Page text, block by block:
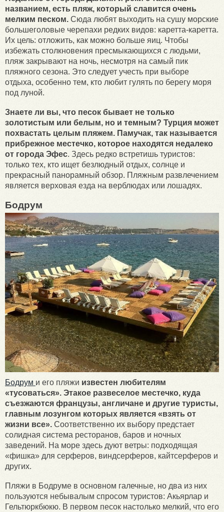
названием, есть пляж, который славится очень
мелким песком. Сюда любят выходить на сушу морские
большеголовые черепахи редких видов: каретта-каретта.
Их цель: отложить, как можно больше яиц. Чтобы
избежать столкновения пресмыкающихся с людьми,
пляж закрывают на ночь, несмотря на самый пик
пляжного сезона. Это следует учесть при выборе
отдыха, особенно тем, кто любит гулять по берегу моря
под луной.
Знаете ли вы, что песок бывает не только
золотистым или белым, но и темным? Турция может
похвастать целым пляжем. Памучак, так называется
прибрежное местечко, которое находятся недалеко
от города Эфес. Здесь редко встретишь туристов:
только тех, кто ищет безлюдный отдых, солнце и
прекрасный панорамный обзор. Пляжным развлечением
является верховая езда на верблюдах или лошадях.
Бодрум
Бодрум и его пляжи известен любителям
«тусоваться». Этакое развеселое местечко, куда
съезжаются французы, англичане и другие туристы,
главным лозунгом которых является «взять от
жизни все». Соответственно их выбору предстает
солидная система ресторанов, баров и ночных
заведений. На море здесь дуют ветры: подходящая
«фишка» для серферов, виндсерферов, кайтсерферов и
других.
Пляжи в Бодруме в основном галечные, но два из них
пользуются небывалым спросом туристов: Акьярлар и
Гельтюркбюкю. В первом песок настолько мелкий, что его